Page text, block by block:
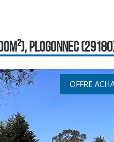
PLOGONNEC
OFFRE